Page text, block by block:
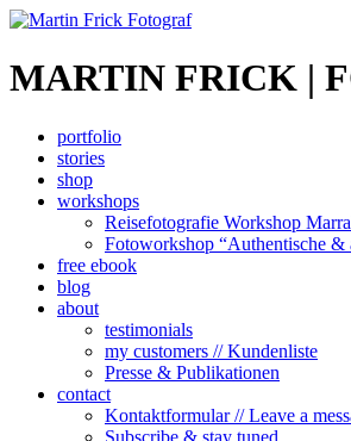
MARTIN FRICK |
portfolio
stories
shop
workshops
Reisefotografie Workshop
Fotoworkshop “Authentische &
free ebook
blog
about
testimonials
my customers // Kundenliste
Presse & Publikationen
contact
Kontaktformular // Leave a
Subscribe & stay tuned